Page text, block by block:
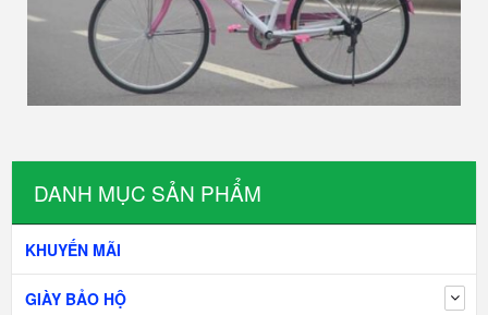
DANH MỤC SẢN PHẨM
KHUYẾN MÃI
GIÀY BẢO HỘ